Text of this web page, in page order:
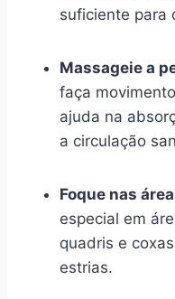
suficiente para
Massageie a
faça
ajuda na
a circulação
Foque nas
especial em
quadris e
estrias.